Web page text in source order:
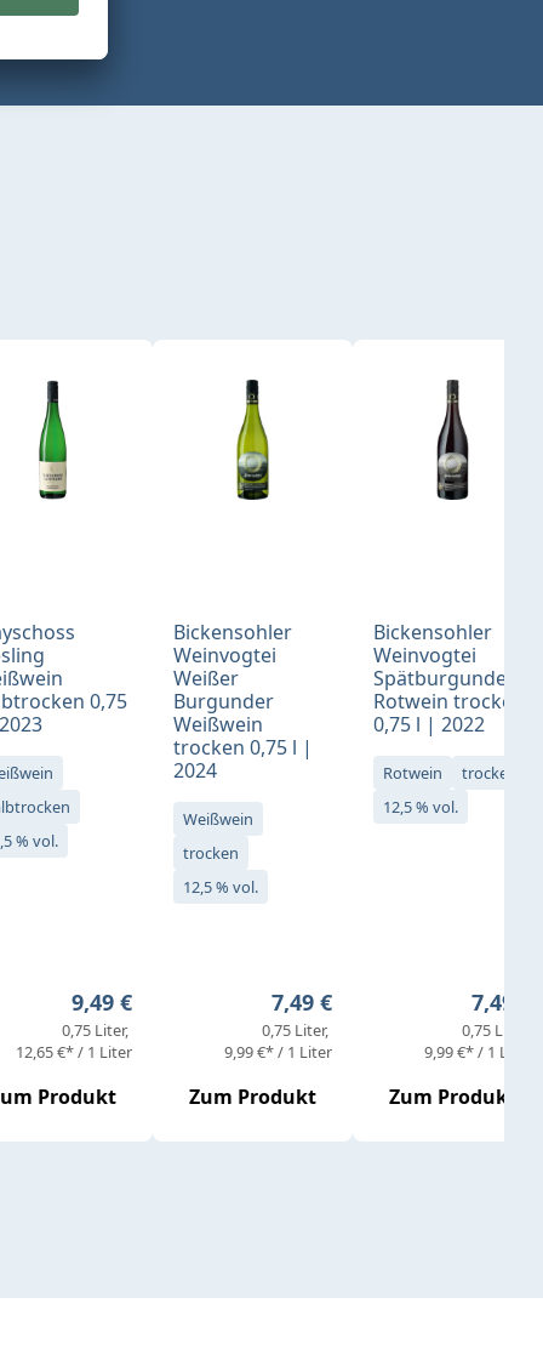
0,75
% vol.
Regulärer Preis:
9,49 €
0,75 Liter
12,65 €* / 1 Liter
Produkt
Bickensohler
Weinvogtei
Weißer
Burgunder
Weißwein
trocken 0,75 l |
2024
Weißwein
trocken
12,5 % vol.
Regulärer Preis:
7,49 €
0,75 Liter
9,99 €* / 1 Liter
Zum Produkt
Bickensohler
Weinvogtei
Spätburgunder
Rotwein trocken
0,75 l | 2022
Rotwein
trocken
12,5 % vol.
7,49 €
0,75 Liter
9,99 €* / 1 Liter
Zum Produkt